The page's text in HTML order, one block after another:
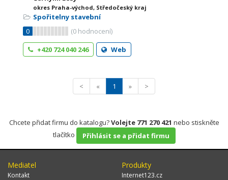
okres Praha-východ, Středočeský kraj
Spořitelny stavební
0
(0 hodnocení)
+420 724 040 246
Web
< « 1 » >
Chcete přidat firmu do katalogu?Volejte 771 270 421 nebo stiskněte
tlačítko
Přihlásit se a přidat firmu
Mediatel
Kontakt
Produkty
Internet123.cz